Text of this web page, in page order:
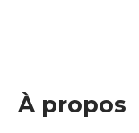
À propos